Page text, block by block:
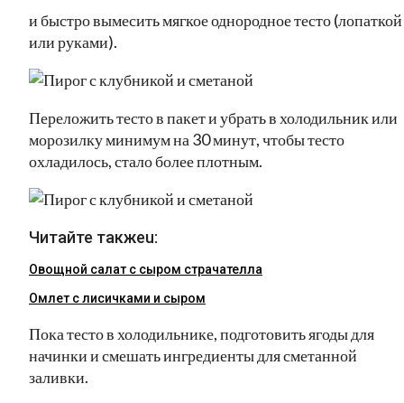
и быстро вымесить мягкое однородное тесто (лопаткой
или руками).
Переложить тесто в пакет и убрать в холодильник или
морозилку минимум на 30 минут, чтобы тесто
охладилось, стало более плотным.
Читайте такжеu:
Овощной салат с сыром страчателла
Омлет с лисичками и сыром
Пока тесто в холодильнике, подготовить ягоды для
начинки и смешать ингредиенты для сметанной
заливки.